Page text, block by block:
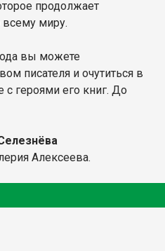
продолжает
всему миру.
вы можете
писателя и очутиться в
героями его книг. До
Алексеева.